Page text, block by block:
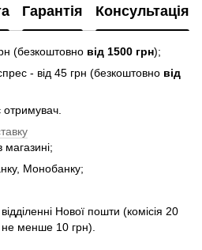
Гарантія Консультація
(безкоштовно від 1500 грн);
- від 45 грн (безкоштовно від
магазині;
Монобанку;
Нової пошти (комісія 20
менше 10 грн).